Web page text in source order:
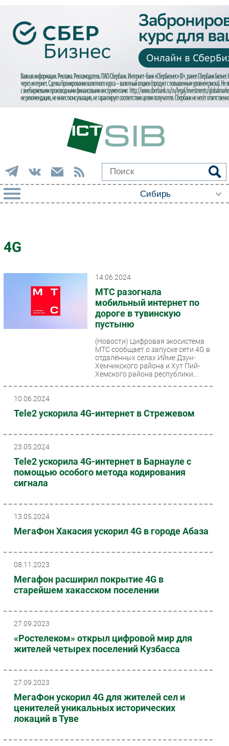
Импорто­замещение
Интернет
Мобильная связь
Фиксированная связь
Интеграция
Рынок ПК
ПО
Outsourcing
Кадры
Финансы
Web
Безопасность
Инновации
Гаджеты
Здоровье
Новости
Аналитика
Интервью
Мероприятия
Проекты
IT класс
Каталог компаний
4G
14.06.2024
МТС разогнала
мобильный интернет по
дороге в тувинскую
пустыню
(Новости) Цифровая экосистема
МТС сообщает о запуске сети 4G в
отдалённых селах Ийме Дзун-
Хемчикского района и Хут Пий-
Хемского района республики...
10.06.2024
Tele2 ускорила 4G-интернет в Стрежевом
23.05.2024
Tele2 ускорила 4G-интернет в Барнауле с
помощью особого метода кодирования
сигнала
13.05.2024
МегаФон Хакасия ускорил 4G в городе Абаза
08.11.2023
Мегафон расширил покрытие 4G в
старейшем хакасском поселении
27.09.2023
«Ростелеком» открыл цифровой мир для
жителей четырех поселений Кузбасса
27.09.2023
МегаФон ускорил 4G для жителей сел и
ценителей уникальных исторических
локаций в Туве